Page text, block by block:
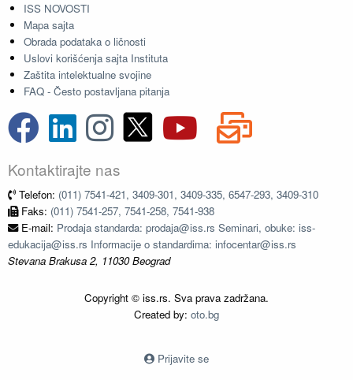
ISS NOVOSTI
Mapa sajta
Obrada podataka o ličnosti
Uslovi korišćenja sajta Instituta
Zaštita intelektualne svojine
FAQ - Često postavljana pitanja
Kontaktirajte nas
Telefon: (011) 7541-421, 3409-301, 3409-335, 6547-293, 3409-310
Faks: (011) 7541-257, 7541-258, 7541-938
E-mail: Prodaja standarda: prodaja@iss.rs Seminari, obuke: iss-
edukacija@iss.rs Informacije o standardima: infocentar@iss.rs
Stevana Brakusa 2, 11030 Beograd
Copyright © iss.rs. Sva prava zadržana.
Created by: oto.bg
Prijavite se